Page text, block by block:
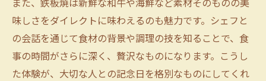
味しさをダイレクトに味わえるのも魅力です。シェフと
の会話を通じて食材の背景や調理の技を知ることで、食
事の時間がさらに深く、贅沢なものになります。こうし
た体験が、大切な人との記念日を格別なものにしてくれ